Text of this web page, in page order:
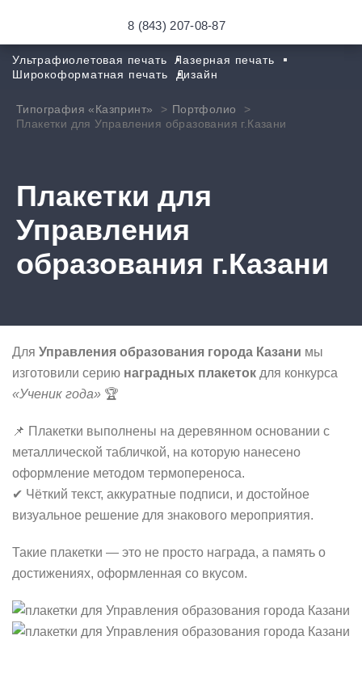
8 (843) 207-08-87
Ультрафиолетовая печать
Лазерная печать
Широкоформатная печать
Дизайн
Типография «Казпринт»
Портфолио
Плакетки для Управления образования г.Казани
Плакетки для
Управления
образования г.Казани
Для Управления образования города Казани мы
изготовили серию наградных плакеток для конкурса
«Ученик года» 🏆
📌 Плакетки выполнены на деревянном основании с
металлической табличкой, на которую нанесено
оформление методом термопереноса.
✔ Чёткий текст, аккуратные подписи, и достойное
визуальное решение для знакового мероприятия.
Такие плакетки — это не просто награда, а память о
достижениях, оформленная со вкусом.